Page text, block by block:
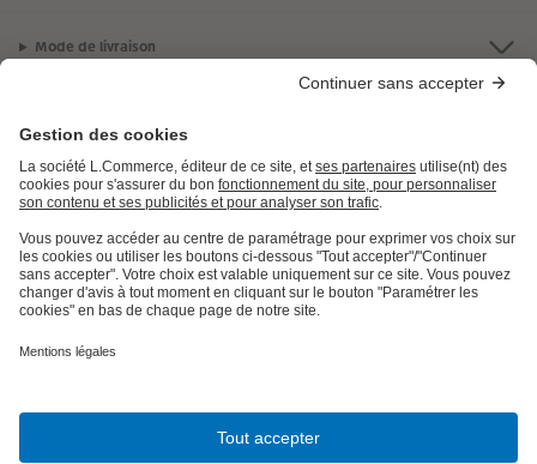
Mode de livraison
Certifications avec CEWE
LES PRODUITS
AIDE ET INFORMATION